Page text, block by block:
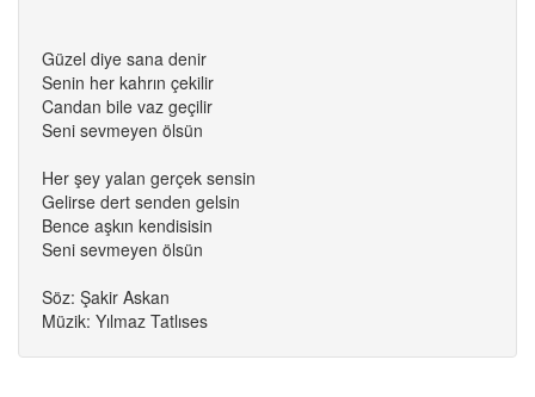
Güzel diye sana denir
Senin her kahrın çekilir
Candan bile vaz geçilir
Seni sevmeyen ölsün
Her şey yalan gerçek sensin
Gelirse dert senden gelsin
Bence aşkın kendisisin
Seni sevmeyen ölsün
Söz: Şakir Askan
Müzik: Yılmaz Tatlıses